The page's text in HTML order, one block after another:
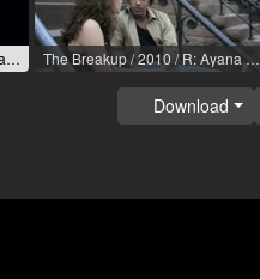
Honey, I am home (Court métrage) / 2016 / Rôle: Reporterin / R: Julian Schöneich The Breakup / 2010 / R: Ayana de Vos
Download